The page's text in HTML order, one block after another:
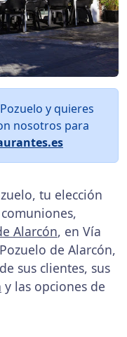
y quieres
nosotros para
tu elección
Alarcón, en Vía
de Alarcón,
de sus clientes, sus
y las opciones de